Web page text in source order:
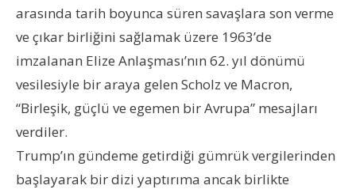
arasında tarih boyunca süren savaşlara son verme
ve çıkar birliğini sağlamak üzere 1963’de
imzalanan Elize Anlaşması’nın 62. yıl dönümü
vesilesiyle bir araya gelen Scholz ve Macron,
“Birleşik, güçlü ve egemen bir Avrupa” mesajları
verdiler.
Trump’ın gündeme getirdiği gümrük vergilerinden
başlayarak bir dizi yaptırıma ancak birlikte